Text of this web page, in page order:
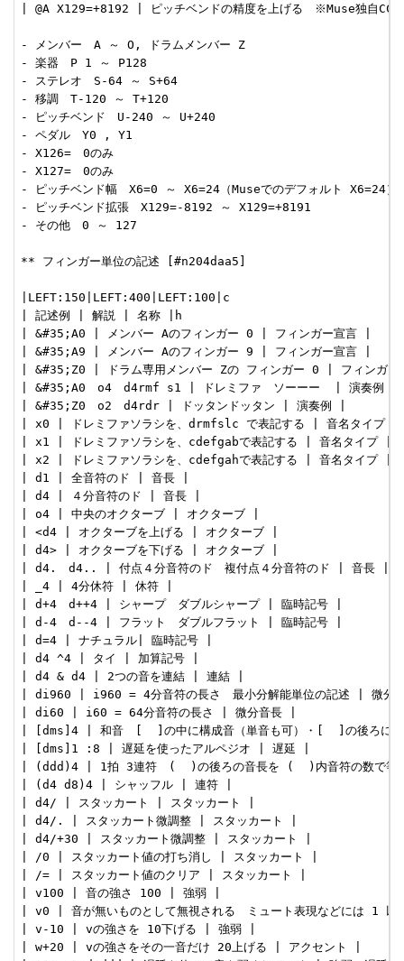
| @A X129=+8192 | ピッチベンドの精度を上げる　※Muse独自
- メンバー　A ～ O, ドラムメンバー Z
- 楽器　P 1 ～ P128
- ステレオ　S-64 ～ S+64
- 移調　T-120 ～ T+120
- ピッチベンド　U-240 ～ U+240
- ペダル　Y0 , Y1
- X126=　0のみ
- X127=　0のみ
- ピッチベンド幅　X6=0 ～ X6=24（Museでのデフォルト X6=24）
- ピッチベンド拡張　X129=-8192 ～ X129=+8191
- その他　0 ～ 127
** フィンガー単位の記述 [#n204daa5]
|LEFT:150|LEFT:400|LEFT:100|c
| 記述例 | 解説 | 名称 |h
| &#35;A0 | メンバー Aのフィンガー 0 | フィンガー宣言 |
| &#35;A9 | メンバー Aのフィンガー 9 | フィンガー宣言 |
| &#35;Z0 | ドラム専用メンバー Zの フィンガー 0 | フィンガ
| &#35;A0　o4　d4rmf s1 | ドレミファ　ソーーー  | 演奏例 |
| &#35;Z0　o2　d4rdr | ドッタンドッタン | 演奏例 |
| x0 | ドレミファソラシを、drmfslc で表記する | 音名タイプ |
| x1 | ドレミファソラシを、cdefgabで表記する | 音名タイプ |
| x2 | ドレミファソラシを、cdefgahで表記する | 音名タイプ |
| d1 | 全音符のド | 音長 |
| d4 | ４分音符のド | 音長 |
| o4 | 中央のオクターブ | オクターブ |
| <d4 | オクターブを上げる | オクターブ |
| d4> | オクターブを下げる | オクターブ |
| d4.　d4.. | 付点４分音符のド　複付点４分音符のド | 音長 |
| _4 | 4分休符 | 休符 |
| d+4　d++4 | シャープ　ダブルシャープ | 臨時記号 |
| d-4　d--4 | フラット　ダブルフラット | 臨時記号 |
| d=4 | ナチュラル| 臨時記号 |
| d4 ^4 | タイ | 加算記号 |
| d4 & d4 | 2つの音を連結 | 連結 |
| di960 | i960 = 4分音符の長さ　最小分解能単位の記述 | 微分
| di60 | i60 = 64分音符の長さ | 微分音長 |
| [dms]4 | 和音　[  ]の中に構成音（単音も可）・[  ]の後ろに
| [dms]1 :8 | 遅延を使ったアルペジオ | 遅延 |
| (ddd)4 | 1拍 3連符　(  )の後ろの音長を (  )内音符の数で
| (d4 d8)4 | シャッフル | 連符 |
| d4/ | スタッカート | スタッカート |
| d4/. | スタッカート微調整 | スタッカート |
| d4/+30 | スタッカート微調整 | スタッカート |
| /0 | スタッカート値の打ち消し | スタッカート |
| /= | スタッカート値のクリア | スタッカート |
| v100 | 音の強さ 100 | 強弱 |
| v0 | 音が無いものとして無視される　ミュート表現などには 1
| v-10 | vの強さを 10下げる | 強弱 |
| w+20 | vの強さをその一音だけ 20上げる | アクセント |